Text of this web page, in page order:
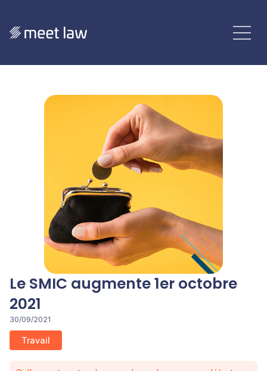
Le SMIC augmente 1er octobre
2021
30/09/2021
Travail